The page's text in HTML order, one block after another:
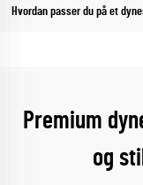
Hvordan passer du på et
Premium
og